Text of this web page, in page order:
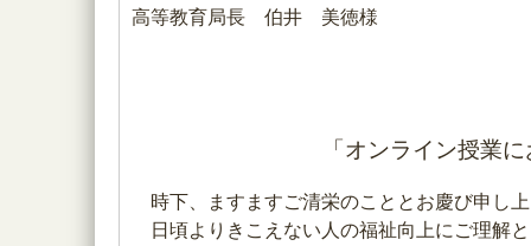
高等教育局長 伯井 美徳様
「オンライン授業
時下、ますますご清栄のこととお慶び申し
日頃よりきこえない人の福祉向上にご理解